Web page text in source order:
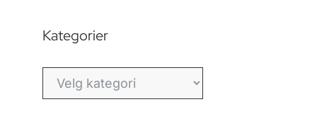
Kategorier
Kategorier